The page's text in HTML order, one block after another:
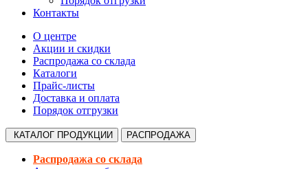
Контакты
О центре
Акции и скидки
Распродажа со склада
Каталоги
Прайс-листы
Доставка и оплата
Порядок отгрузки
КАТАЛОГ ПРОДУКЦИИ РАСПРОДАЖА
Распродажа со склада